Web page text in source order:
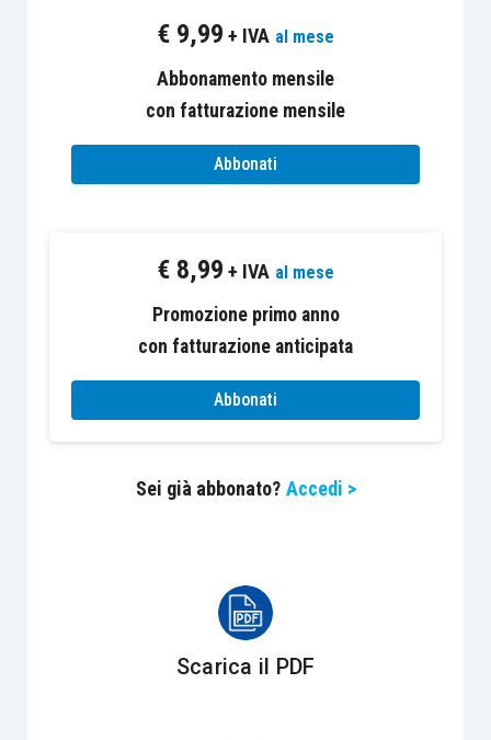
inviando una nuova comunicazione,
sostitutiva della precedente, prima della
presentazione della dichiarazione annuale Iva. A
differenza di altri modellinon è prevista una
casella specifica “correttiva nei termini”
Decorso il termine del 10 aprile
, D.Lgs. 471/1997
. La sanzione èridotta alla metà
stabilita, ovvero se, nel medesimo termine, è
effettuata la trasmissione corretta dei dati.
€ 9,99 + IVA al mese
Abbonamento mensile
con fatturazione mensile
Abbonati
€ 8,99 + IVA al mese
Promozione primo anno
con fatturazione anticipata
Abbonati
Sei già abbonato? Accedi >
Scarica il PDF